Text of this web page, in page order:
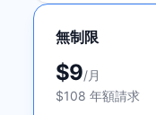
無制限
$9/月
$108 年額請求